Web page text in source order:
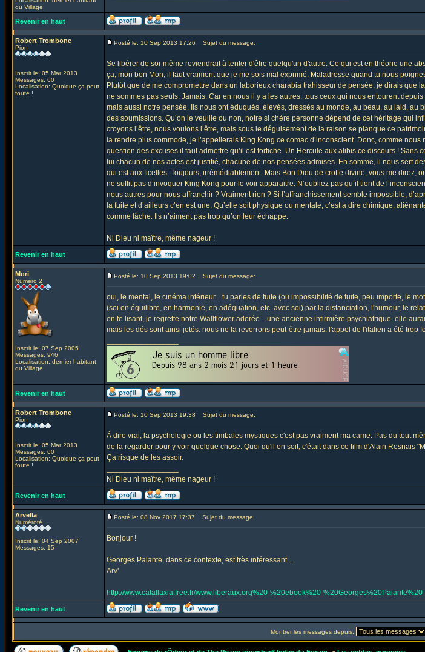
du Village
Revenir en haut
Robert Trombone
Pion
Inscrit le: 05 Mar 2013
Messages: 60
Localisation: Quoique ça peut
foute !
Posté le: 10 Sep 2013 17:26 Sujet du message:
Se libérer de soi-même reviendrait à tenter d'être quelqu'un d'autre. Ce qui est en théorie une
ça, mon bon Mori, il faut vraiment que je me sois mal exprimé. Maladresse quand tu nous
Plutôt que de me compromettre dans un laborieux charabia trahisseur de pensée, je dirais
ne sommes pas seuls. Jamais. Car en nous il y a les autres, tous ceux qui nous entourent
mais aussi notre pensée. Ils nous ont éduqués, élevés, dressés au monde, au beau, au laid,
des soumissions. Qu’on le veuille ou non, notre si chère personne dépend de cet héritage qui
croyons l’être, nous voulons l’être, mais sous le déguisement de la raison se planque ce
la rendre plus commode, je l’appellerais King Kong ce comac d’inconscient. Donc, comme
question des excuses il faut admettre qu’il est fortiche. Un Hercule aux alibis ce discours !
lui chacun de nos actes est justifié, chacune de nos pensées admises. En somme, il nous sert
qui est aux ficelles. Toujours, irrémédiablement. Mais Bon Dieu de crotte divine, vous me direz,
ne suffit pas d’invoquer King Kong pour le voir apparaitre. N’oubliez pas qu’il tient de
nous autres pour nous affranchir ? Vraiment rien ? Si l’affranchissement semble impossible,
la fuite et d’ailleurs c’en est une. Qu’elle soit physique ou mentale, c’est à dire chimique,
comme lâche. Ils n’aiment pas trop qu’on leur échappe.
Ni Dieu ni maître, même nageur !
Revenir en haut
Mori
Numéro 2
Inscrit le: 07 Sep 2005
Messages: 946
Localisation: dernier habitant
du Village
Posté le: 10 Sep 2013 19:02 Sujet du message:
oui, le mental, le cinéma intérieur... tu parles de fuite (ou impossibilité de fuite, peu importe, le
(soi en équilibre, en harmonie, en adéquation, etc. avec soi) par la distanciation, l'humour, le
en te lisant, je regrette notre Wallflower adorée... une ancienne infirmière psychiatrique. elle
mais les dés sont ainsi jetés. nous ne la reverrons peut-être jamais. l'appel de l'italien a été trop
Revenir en haut
Robert Trombone
Pion
Inscrit le: 05 Mar 2013
Messages: 60
Localisation: Quoique ça peut
foute !
Posté le: 10 Sep 2013 19:38 Sujet du message:
À dire vrai, la psychologie ou les timbales mystiques c'est pas vraiment ma came. Pas du tout
de la regarder pour y voir quelque chose. Quoi qu'il en soit, c'était dans ce film d'Alain Resnais
Ça risque de les assoir.
Ni Dieu ni maître, même nageur !
Revenir en haut
Arvella
Numéroté
Inscrit le: 04 Sep 2007
Messages: 15
Posté le: 08 Nov 2017 17:37 Sujet du message:
Bonjour !
Georges Palante, dans ce contexte, est très intéressant ...
Arv'
http://www.catallaxia.free.fr/www.liberaux.org%20-%20ebook%20-
Revenir en haut
Montrer les messages depuis: